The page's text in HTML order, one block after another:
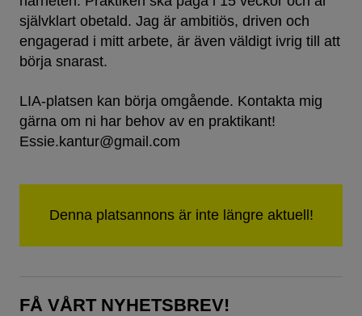
självklart obetald. Jag är ambitiös, driven och
engagerad i mitt arbete, är även väldigt ivrig till att
börja snarast.
LIA-platsen kan börja omgående. Kontakta mig
gärna om ni har behov av en praktikant!
Essie.kantur@gmail.com
FÅ VÅRT NYHETSBREV!